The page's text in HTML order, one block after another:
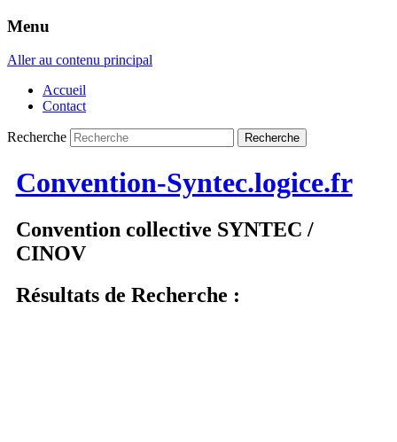
Menu
Aller au contenu principal
Accueil
Contact
Recherche
Convention-Syntec.logice.fr
Convention collective SYNTEC /
CINOV
Résultats de Recherche :